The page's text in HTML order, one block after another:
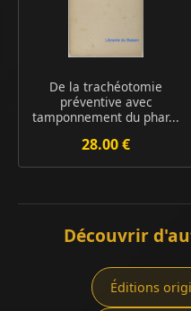
De la trachéotomie
préventive avec
tamponnement du phar...
28.00 €
Découvrir
Éditions